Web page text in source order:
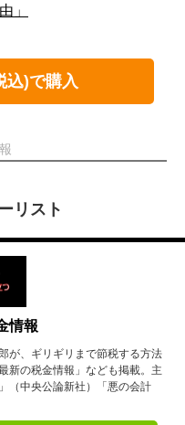
」
込)で購入
リスト
情報
が、ギリギリまで節税する方法
新の税金情報」なども掲載。主
（中央公論新社）「悪の会計